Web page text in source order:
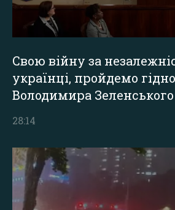
Свою війну за
українці, пройдемо
Володимира Зеленського
28:14